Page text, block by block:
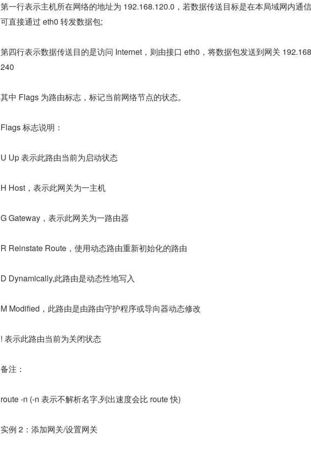
第一行表示主机所在网络的地址为 192.168.120.0，若数据传送目标是在本局域网内通
可直接通过 eth0 转发数据包;
第四行表示数据传送目的是访问 Internet，则由接口 eth0，将数据包发送到网关
240
其中 Flags 为路由标志，标记当前网络节点的状态。
Flags 标志说明：
U Up 表示此路由当前为启动状态
H Host，表示此网关为一主机
G Gateway，表示此网关为一路由器
R Reinstate Route，使用动态路由重新初始化的路由
D Dynamically,此路由是动态性地写入
M Modified，此路由是由路由守护程序或导向器动态修改
! 表示此路由当前为关闭状态
备注：
route -n (-n 表示不解析名字,列出速度会比 route 快)
实例 2：添加网关/设置网关